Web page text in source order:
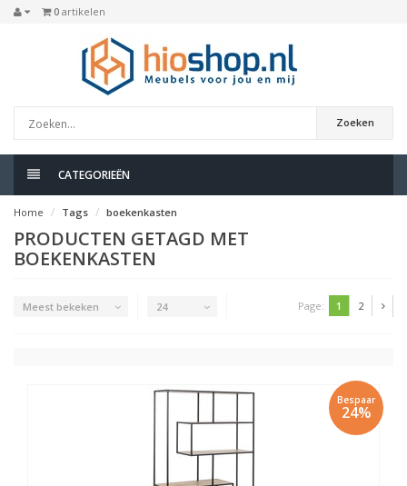
0 artikelen
Zoeken
CATEGORIEËN
Home Tags boekenkasten
PRODUCTEN GETAGD MET
BOEKENKASTEN
Meest bekeken 24 Page: 1 2
Bespaar
24%